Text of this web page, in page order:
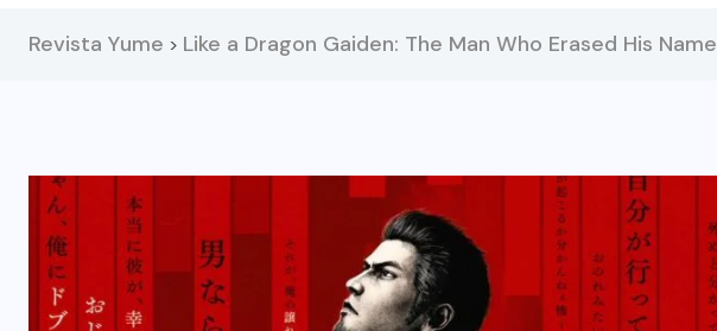
Revista Yume > Like a Dragon Gaiden: The Man Who Erased His Name